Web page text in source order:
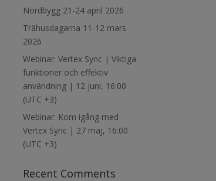
Nordbygg 21-24 april 2026
Trähusdagarna 11-12 mars
2026
Webinar: Vertex Sync | Viktiga
funktioner och effektiv
användning | 12 juni, 16:00
(UTC +3)
Webinar: Kom igång med
Vertex Sync | 27 maj, 16:00
(UTC +3)
Recent Comments